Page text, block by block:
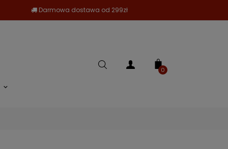
Darmowa dostawa od 299zł
0